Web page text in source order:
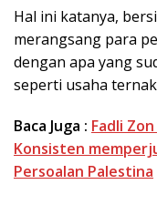
Hal ini katanya,
merangsang para
dengan apa yang
seperti usaha
Baca Juga : Fadli
Konsisten
Persoalan Palestina